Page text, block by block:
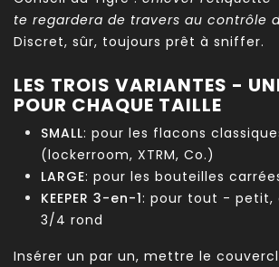
te regardera de travers au contrôle
Discret, sûr, toujours prêt à sniffer.
LES TROIS VARIANTES -
POUR CHAQUE TAILLE
SMALL: pour les flacons
(lockerroom, XTRM, Co.)
LARGE: pour les bouteilles
KEEPER 3-en-1: pour tout - petit,
3/4 rond
Insérer un par un, mettre le